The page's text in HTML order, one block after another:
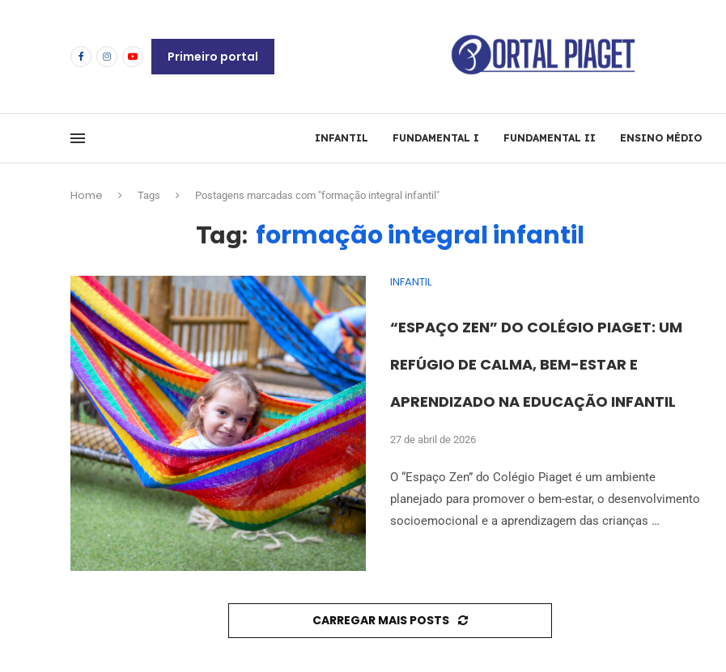
Primeiro portal
INFANTIL FUNDAMENTAL I FUNDAMENTAL II ENSINO MÉDIO
Home Tags Postagens marcadas com "formação integral infantil"
Tag: formação integral infantil
INFANTIL
“ESPAÇO ZEN” DO COLÉGIO PIAGET: UM
REFÚGIO DE CALMA, BEM-ESTAR E
APRENDIZADO NA EDUCAÇÃO INFANTIL
27 de abril de 2026
O “Espaço Zen” do Colégio Piaget é um ambiente
planejado para promover o bem-estar, o desenvolvimento
socioemocional e a aprendizagem das crianças …
CARREGAR MAIS POSTS